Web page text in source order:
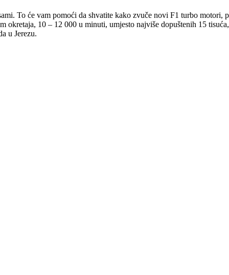
To će vam pomoći da shvatite kako zvuče novi F1 turbo
okretaja, 10 – 12 000 u minuti, umjesto najviše dopuštenih 15
u Jerezu.